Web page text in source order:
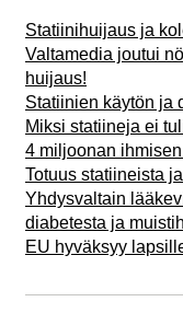
Statiinihuijaus ja
Valtamedia joutui
huijaus!
Statiinien käytön ja
Miksi statiineja ei
4 miljoonan
Totuus statiineista
Yhdysvaltain
diabetesta ja
EU hyväksyy